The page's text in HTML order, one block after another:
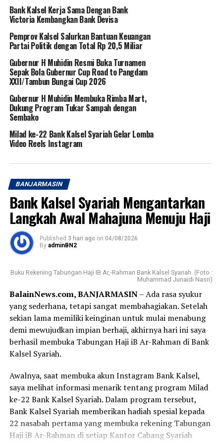
Bank Kalsel Kerja Sama Dengan Bank
Victoria Kembangkan Bank Devisa
Pemprov Kalsel Salurkan Bantuan Keuangan
Partai Politik dengan Total Rp 20,5 Miliar
Gubernur H Muhidin Resmi Buka Turnamen
Sepak Bola Gubernur Cup Road to Pangdam
XXII/Tambun Bungai Cup 2026
Gubernur H Muhidin Membuka Rimba Mart,
Dukung Program Tukar Sampah dengan
Sembako
Milad ke-22 Bank Kalsel Syariah Gelar Lomba
Video Reels Instagram
BANJARMASIN
Bank Kalsel Syariah Mengantarkan
Langkah Awal Mahajuna Menuju Haji
Published 3 hari ago on 04/08/2026
By adminBN2
Buku Rekening Tabungan Haji IB Ar,-Rahman Bank Kalsel Syariah. (Foto :
Muhammad Junaidi Nasri)
BalainNews.com, BANJARMASIN– Ada rasa syukur
yang sederhana, tetapi sangat membahagiakan. Setelah
sekian lama memiliki keinginan untuk mulai menabung
demi mewujudkan impian berhaji, akhirnya hari ini saya
berhasil membuka Tabungan Haji iB Ar-Rahman di Bank
Kalsel Syariah.
Awalnya, saat membuka akun Instagram Bank Kalsel,
saya melihat informasi menarik tentang program Milad
ke-22 Bank Kalsel Syariah. Dalam program tersebut,
Bank Kalsel Syariah memberikan hadiah spesial kepada
22 nasabah pertama yang membuka rekening Tabungan
Haji iB Ar-Rahman di setiap Kantor Cabang Syariah